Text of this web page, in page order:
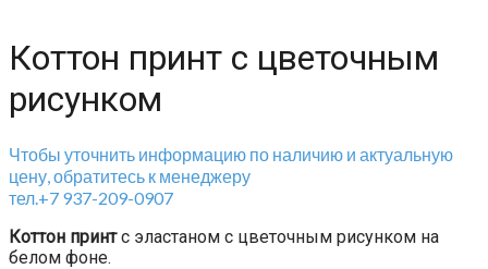
Коттон принт с цветочным
рисунком
Чтобы уточнить информацию по наличию и актуальную
цену, обратитесь к менеджеру
тел.+7 937-209-0907
Коттон принтс эластаном с цветочным рисунком на
белом фоне.